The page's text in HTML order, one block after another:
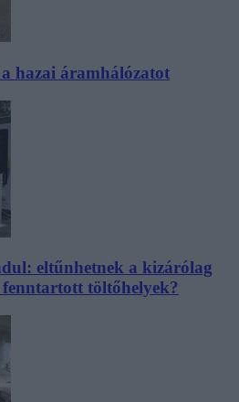
hazai áramhálózatot
eltűnhetnek a kizárólag
töltőhelyek?